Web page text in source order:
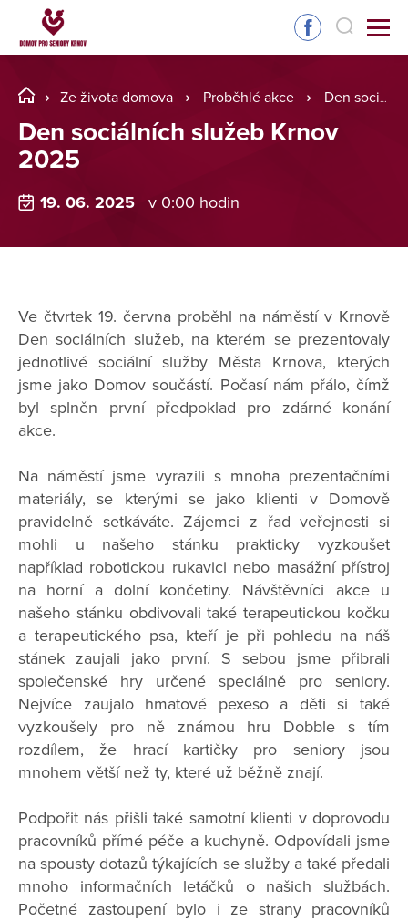
Ze života domova Proběhlé akce Den sociálních služeb Krnov 2025
Den sociálních služeb Krnov
2025
19. 06. 2025 v 0:00 hodin
Ve čtvrtek 19. června proběhl na náměstí v Krnově
Den sociálních služeb, na kterém se prezentovaly
jednotlivé sociální služby Města Krnova, kterých
jsme jako Domov součástí. Počasí nám přálo, čímž
byl splněn první předpoklad pro zdárné konání
akce.
Na náměstí jsme vyrazili s mnoha prezentačními
materiály, se kterými se jako klienti v Domově
pravidelně setkáváte. Zájemci z řad veřejnosti si
mohli u našeho stánku prakticky vyzkoušet
například robotickou rukavici nebo masážní přístroj
na horní a dolní končetiny. Návštěvníci akce u
našeho stánku obdivovali také terapeutickou kočku
a terapeutického psa, kteří je při pohledu na náš
stánek zaujali jako první. S sebou jsme přibrali
společenské hry určené speciálně pro seniory.
Nejvíce zaujalo hmatové pexeso a děti si také
vyzkoušely pro ně známou hru Dobble s tím
rozdílem, že hrací kartičky pro seniory jsou
mnohem větší než ty, které už běžně znají.
Podpořit nás přišli také samotní klienti v doprovodu
pracovníků přímé péče a kuchyně. Odpovídali jsme
na spousty dotazů týkajících se služby a také předali
mnoho informačních letáčků o našich službách.
Početné zastoupení bylo i ze strany pracovníků